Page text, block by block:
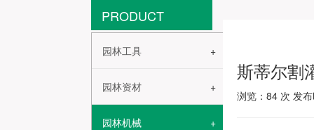
PRODUCT
园林工具
园林资材
园林机械
斯蒂尔割
浏览： 84次 发布